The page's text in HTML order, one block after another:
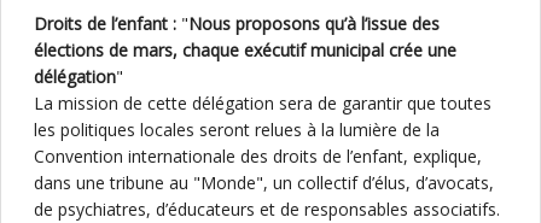
Droits de l’enfant : "Nous proposons qu’à l’issue des
élections de mars, chaque exécutif municipal crée une
délégation"
La mission de cette délégation sera de garantir que toutes
les politiques locales seront relues à la lumière de la
Convention internationale des droits de l’enfant, explique,
dans une tribune au "Monde", un collectif d’élus, d’avocats,
de psychiatres, d’éducateurs et de responsables associatifs.